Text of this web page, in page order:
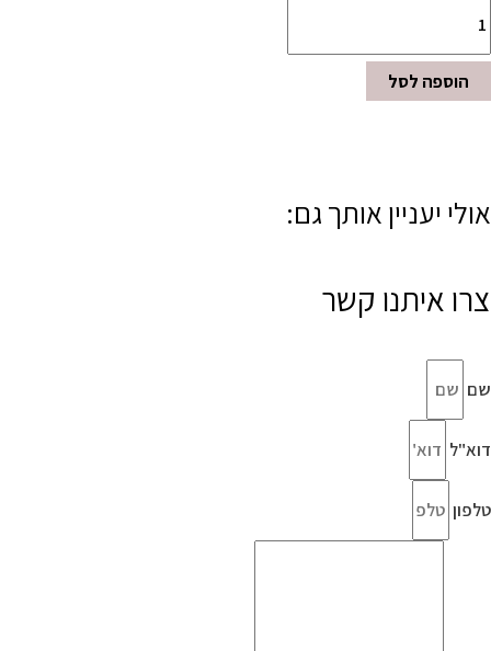
הוספה לסל
אולי יעניין אותך גם:
צרו איתנו קשר
שם
דוא"ל
טלפון